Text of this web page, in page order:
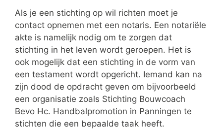
Als je een stichting op wil richten moet je
contact opnemen met een notaris. Een notariële
akte is namelijk nodig om te zorgen dat
stichting in het leven wordt geroepen. Het is
ook mogelijk dat een stichting in de vorm van
een testament wordt opgericht. Iemand kan na
zijn dood de opdracht geven om bijvoorbeeld
een organisatie zoals Stichting Bouwcoach
Bevo Hc. Handbalpromotion in Panningen te
stichten die een bepaalde taak heeft.